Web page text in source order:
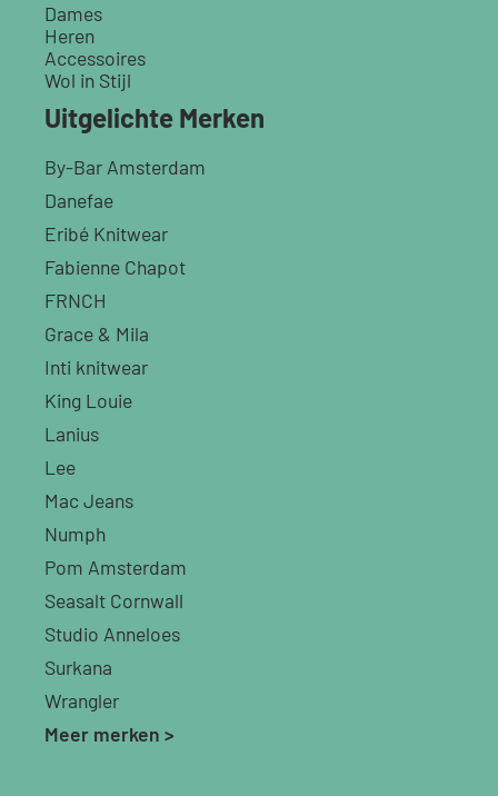
Dames
Heren
Accessoires
Wol in Stijl
Uitgelichte Merken
By-Bar Amsterdam
Danefae
Eribé Knitwear
Fabienne Chapot
FRNCH
Grace & Mila
Inti knitwear
King Louie
Lanius
Lee
Mac Jeans
Numph
Pom Amsterdam
Seasalt Cornwall
Studio Anneloes
Surkana
Wrangler
Meer merken >